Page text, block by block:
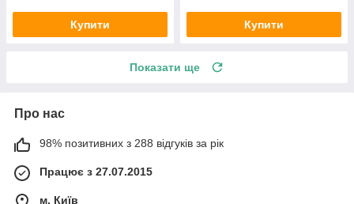
Купити Купити
Показати ще
Про нас
98% позитивних з 288 відгуків за рік
Працює з 27.07.2015
м. Київ